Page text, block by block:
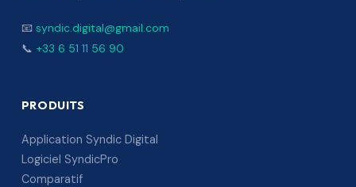
📧 syndic.digital@gmail.com
📞 +33 6 51 11 56 90
PRODUITS
Application Syndic Digital
Logiciel SyndicPro
Comparatif